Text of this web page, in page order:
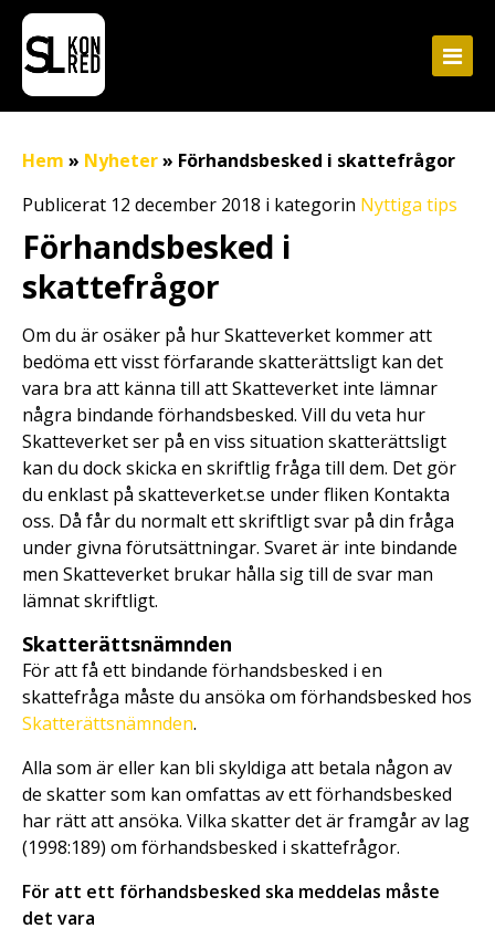
Hem » Nyheter» Förhandsbesked i skattefrågor
Publicerat 12 december 2018 i kategorin Nyttiga tips
Förhandsbesked i
skattefrågor
Om du är osäker på hur Skatteverket kommer att
bedöma ett visst förfarande skatterättsligt kan det
vara bra att känna till att Skatteverket inte lämnar
några bindande förhandsbesked. Vill du veta hur
Skatteverket ser på en viss situation skatterättsligt
kan du dock skicka en skriftlig fråga till dem. Det gör
du enklast på skatteverket.se under fliken Kontakta
oss. Då får du normalt ett skriftligt svar på din fråga
under givna förutsättningar. Svaret är inte bindande
men Skatteverket brukar hålla sig till de svar man
lämnat skriftligt.
Skatterättsnämnden
För att få ett bindande förhandsbesked i en
skattefråga måste du ansöka om förhandsbesked hos
Skatterättsnämnden.
Alla som är eller kan bli skyldiga att betala någon av
de skatter som kan omfattas av ett förhandsbesked
har rätt att ansöka. Vilka skatter det är framgår av lag
(1998:189) om förhandsbesked i skattefrågor.
För att ett förhandsbesked ska meddelas måste
det vara